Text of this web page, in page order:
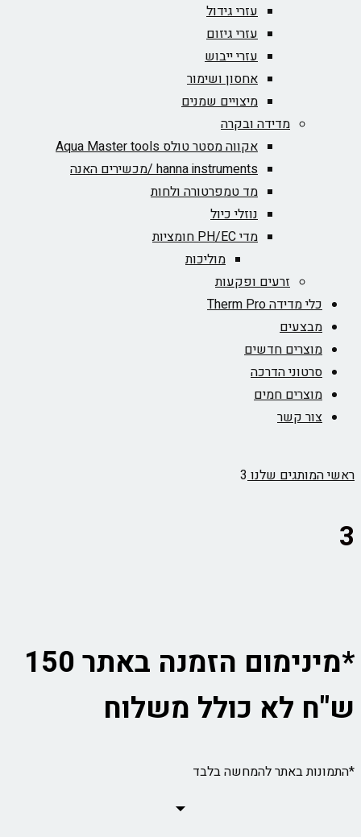
עזרי גידול
עזרי גיזום
עזרי ייבוש
אחסון ושימור
מיצויים שמנים
מדידה ובקרה
אקווה מסטר טולס Aqua Master tools
hanna instruments /מכשירים האנה
מד טמפרטורה ולחות
נוזלי כיול
מדי PH/EC חומציות
מוליכות
זרעים ופקעות
כלי מדידה Therm Pro
מבצעים
מוצרים חדשים
סרטוני הדרכה
מוצרים חמים
צור קשר
ראשיהמותגים שלנו 3
3
*מינימום הזמנה באתר 150
ש"ח לא כולל משלוח
*התמונות באתר להמחשה בלבד